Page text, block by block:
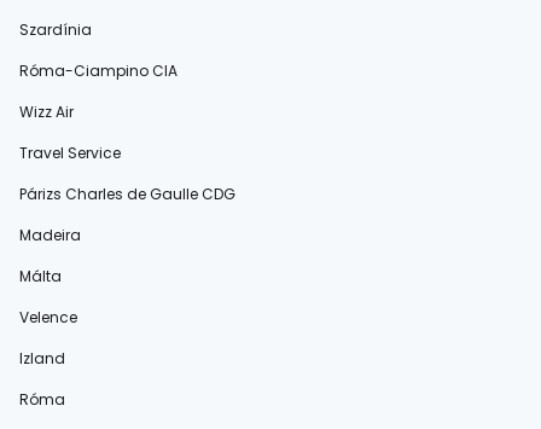
Szardínia
Róma-Ciampino CIA
Wizz Air
Travel Service
Párizs Charles de Gaulle CDG
Madeira
Málta
Velence
Izland
Róma